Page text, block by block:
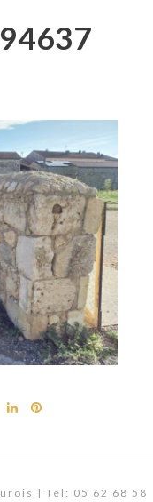
| Tél: 05 62 68 58